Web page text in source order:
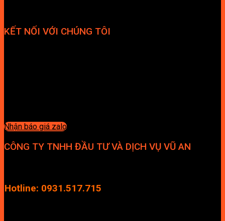
KẾT NỐI VỚI CHÚNG TÔI
Nhận báo giá zalo
CÔNG TY TNHH ĐẦU TƯ VÀ DỊCH VỤ VŨ AN
Hotline: 0931.517.715